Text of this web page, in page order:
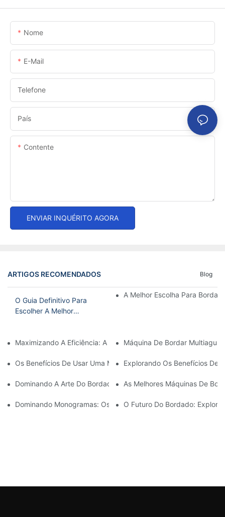
Nome
E-Mail
Telefone
País
Contente
ENVIAR INQUÉRITO AGORA
ARTIGOS RECOMENDADOS Blog
O Guia Definitivo Para
Escolher A Melhor
A Melhor Escolha Para
Maximizando A Eficiência: A Máquina De Bordar De Cabeça
Máquina De Bordar
Os Benefícios De Usar Uma Máquina De Bordar De Agulha
Explorando Os Benefícios De
Dominando A Arte Do Bordado Com Agulha: Um Guia Para
As Melhores Máquinas De
Dominando Monogramas: Os Benefícios De Uma Máquina De
O Futuro Do Bordado: